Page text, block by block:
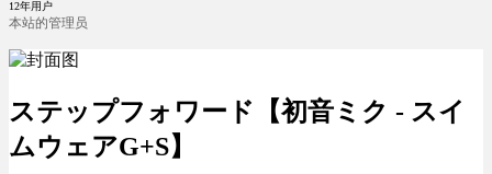
12年用户
本站的管理员
ステップフォワード【初音ミク - スイ
ムウェアG+S】